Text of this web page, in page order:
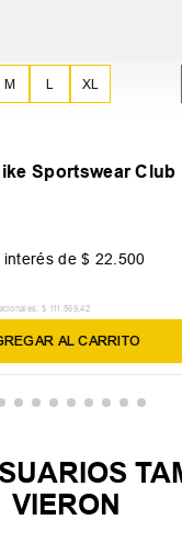
L
M XL
Sportswear Club
interés de$ 22.500
$ 111 .569,42
AL CARRITO
VIERON